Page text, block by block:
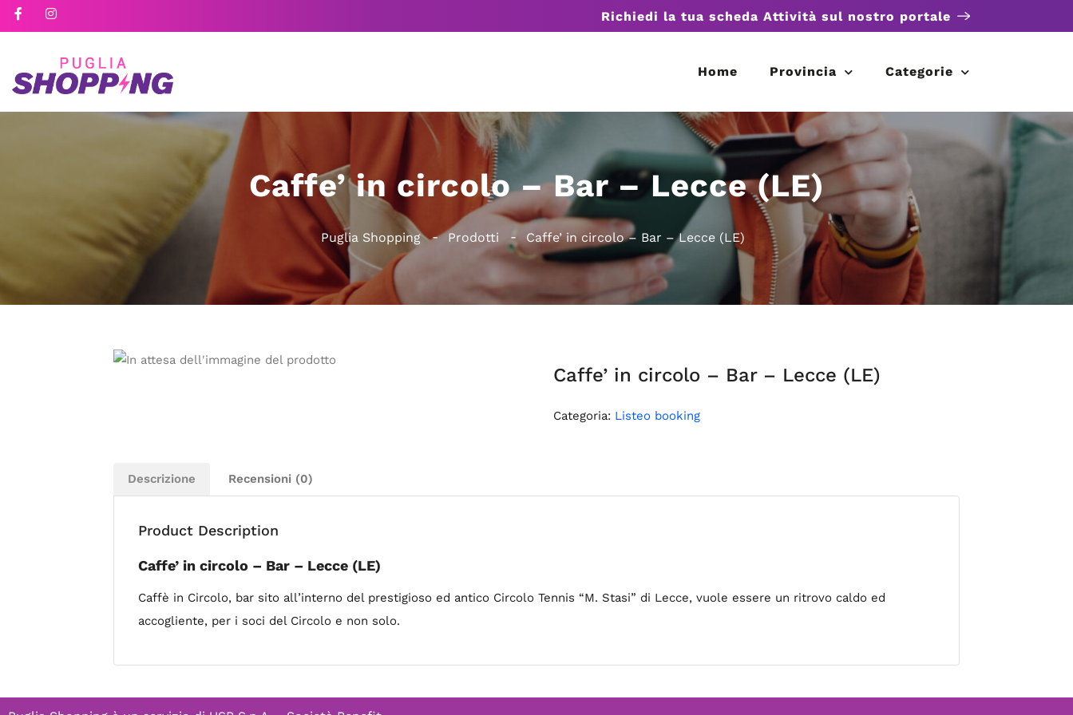
Richiedi la tua scheda Attività sul nostro portale
Home Provincia Categorie
Caffe’ in circolo – Bar – Lecce (LE)
Puglia Shopping Prodotti Caffe’ in circolo – Bar – Lecce (LE)
Caffe’ in circolo – Bar – Lecce (LE)
Categoria: Listeo booking
Descrizione Recensioni (0)
Product Description
Caffe’ in circolo – Bar – Lecce (LE)
Caffè in Circolo, bar sito all’interno del prestigioso ed antico Circolo Tennis “M. Stasi” di Lecce, vuole essere un ritrovo caldo ed
accogliente, per i soci del Circolo e non solo.